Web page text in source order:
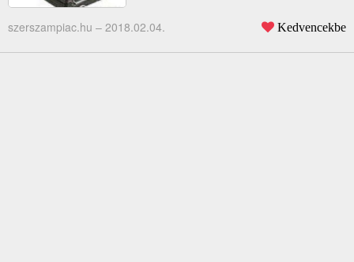
szerszampiac.hu – 2018.02.04. Kedvencekbe